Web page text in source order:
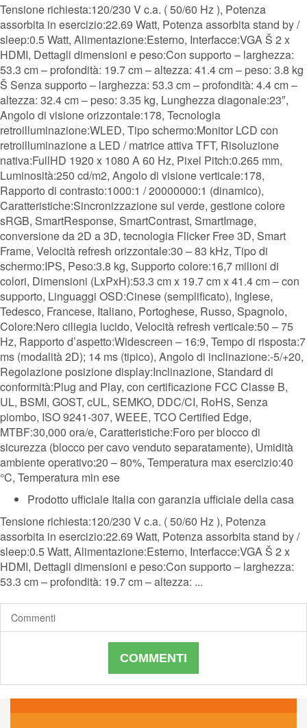
Tensione richiesta:120/230 V c.a. ( 50/60 Hz ), Potenza
assorbita in esercizio:22.69 Watt, Potenza assorbita stand by /
sleep:0.5 Watt, Alimentazione:Esterno, Interfacce:VGA Š 2 x
HDMI, Dettagli dimensioni e peso:Con supporto – larghezza:
53.3 cm – profondità: 19.7 cm – altezza: 41.4 cm – peso: 3.8 kg
Š Senza supporto – larghezza: 53.3 cm – profondità: 4.4 cm –
altezza: 32.4 cm – peso: 3.35 kg, Lunghezza diagonale:23″,
Angolo di visione orizzontale:178, Tecnologia
retroilluminazione:WLED, Tipo schermo:Monitor LCD con
retroilluminazione a LED / matrice attiva TFT, Risoluzione
nativa:FullHD 1920 x 1080 A 60 Hz, Pixel Pitch:0.265 mm,
Luminosità:250 cd/m2, Angolo di visione verticale:178,
Rapporto di contrasto:1000:1 / 20000000:1 (dinamico),
Caratteristiche:Sincronizzazione sul verde, gestione colore
sRGB, SmartResponse, SmartContrast, SmartImage,
conversione da 2D a 3D, tecnologia Flicker Free 3D, Smart
Frame, Velocità refresh orizzontale:30 – 83 kHz, Tipo di
schermo:IPS, Peso:3.8 kg, Supporto colore:16,7 milioni di
colori, Dimensioni (LxPxH):53.3 cm x 19.7 cm x 41.4 cm – con
supporto, Linguaggi OSD:Cinese (semplificato), Inglese,
Tedesco, Francese, Italiano, Portoghese, Russo, Spagnolo,
Colore:Nero ciliegia lucido, Velocità refresh verticale:50 – 75
Hz, Rapporto d’aspetto:Widescreen – 16:9, Tempo di risposta:7
ms (modalità 2D); 14 ms (tipico), Angolo di inclinazione:-5/+20,
Regolazione posizione display:Inclinazione, Standard di
conformità:Plug and Play, con certificazione FCC Classe B,
UL, BSMI, GOST, cUL, SEMKO, DDC/CI, RoHS, Senza
piombo, ISO 9241-307, WEEE, TCO Certified Edge,
MTBF:30,000 ora/e, Caratteristiche:Foro per blocco di
sicurezza (blocco per cavo venduto separatamente), Umidità
ambiente operativo:20 – 80%, Temperatura max esercizio:40
°C, Temperatura min ese
Prodotto ufficiale Italia con garanzia ufficiale della casa
Tensione richiesta:120/230 V c.a. ( 50/60 Hz ), Potenza
assorbita in esercizio:22.69 Watt, Potenza assorbita stand by /
sleep:0.5 Watt, Alimentazione:Esterno, Interfacce:VGA Š 2 x
HDMI, Dettagli dimensioni e peso:Con supporto – larghezza:
53.3 cm – profondità: 19.7 cm – altezza: ...
Commenti
COMMENTI